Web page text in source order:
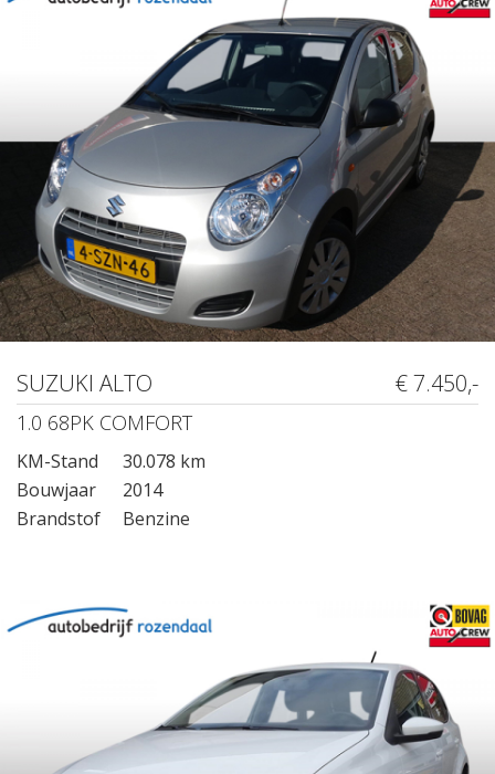
SUZUKI ALTO € 7.450,-
1.0 68PK COMFORT
KM-Stand
30.078 km
Bouwjaar
2014
Brandstof
Benzine